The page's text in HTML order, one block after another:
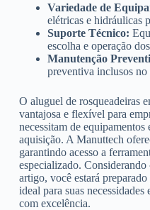
Variedade de
elétricas e hidráulicas
Suporte Técnico:
escolha e operação
Manutenção
preventiva inclusos
O aluguel de rosqueadeiras
vantajosa e flexível para
necessitam de equipamentos
aquisição. A Manuttech
garantindo acesso a
especializado.
artigo, você estará
ideal para suas
com excelência.